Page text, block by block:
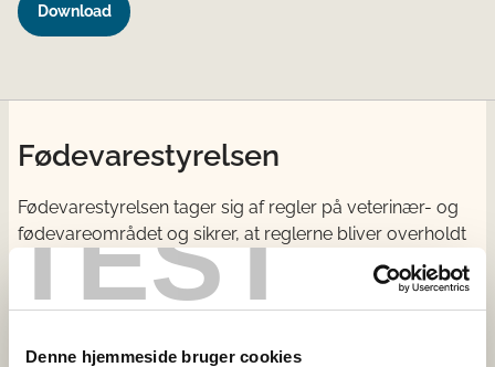
TEST
Denne hjemmeside bruger cookies
Download
Fødevarestyrelsen
Fødevarestyrelsen tager sig af regler på veterinær- og
fødevareområdet og sikrer, at reglerne bliver overholdt
via vejledning og via kontrol med fødevarer, foder,
landets slagterier og veterinære forhold.
Kontakt